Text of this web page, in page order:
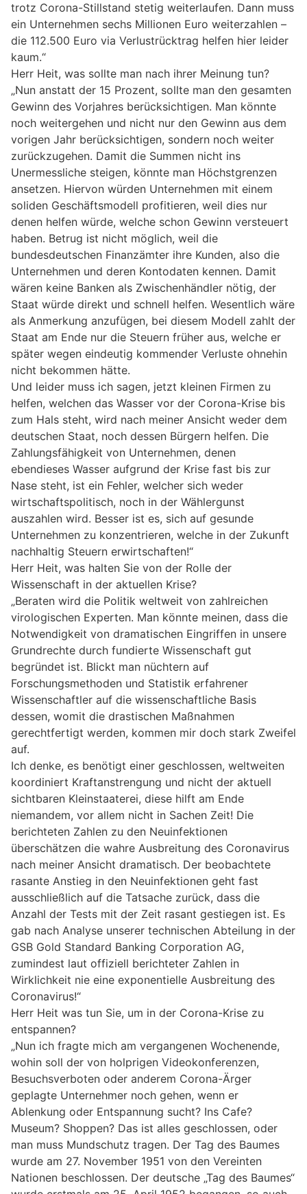
trotz Corona-Stillstand stetig weiterlaufen. Dann muss
ein Unternehmen sechs Millionen Euro weiterzahlen –
die 112.500 Euro via Verlustrücktrag helfen hier leider
kaum.“
Herr Heit, was sollte man nach ihrer Meinung tun?
„Nun anstatt der 15 Prozent, sollte man den gesamten
Gewinn des Vorjahres berücksichtigen. Man könnte
noch weitergehen und nicht nur den Gewinn aus dem
vorigen Jahr berücksichtigen, sondern noch weiter
zurückzugehen. Damit die Summen nicht ins
Unermessliche steigen, könnte man Höchstgrenzen
ansetzen. Hiervon würden Unternehmen mit einem
soliden Geschäftsmodell profitieren, weil dies nur
denen helfen würde, welche schon Gewinn versteuert
haben. Betrug ist nicht möglich, weil die
bundesdeutschen Finanzämter ihre Kunden, also die
Unternehmen und deren Kontodaten kennen. Damit
wären keine Banken als Zwischenhändler nötig, der
Staat würde direkt und schnell helfen. Wesentlich wäre
als Anmerkung anzufügen, bei diesem Modell zahlt der
Staat am Ende nur die Steuern früher aus, welche er
später wegen eindeutig kommender Verluste ohnehin
nicht bekommen hätte.
Und leider muss ich sagen, jetzt kleinen Firmen zu
helfen, welchen das Wasser vor der Corona-Krise bis
zum Hals steht, wird nach meiner Ansicht weder dem
deutschen Staat, noch dessen Bürgern helfen. Die
Zahlungsfähigkeit von Unternehmen, denen
ebendieses Wasser aufgrund der Krise fast bis zur
Nase steht, ist ein Fehler, welcher sich weder
wirtschaftspolitisch, noch in der Wählergunst
auszahlen wird. Besser ist es, sich auf gesunde
Unternehmen zu konzentrieren, welche in der Zukunft
nachhaltig Steuern erwirtschaften!“
Herr Heit, was halten Sie von der Rolle der
Wissenschaft in der aktuellen Krise?
„Beraten wird die Politik weltweit von zahlreichen
virologischen Experten. Man könnte meinen, dass die
Notwendigkeit von dramatischen Eingriffen in unsere
Grundrechte durch fundierte Wissenschaft gut
begründet ist. Blickt man nüchtern auf
Forschungsmethoden und Statistik erfahrener
Wissenschaftler auf die wissenschaftliche Basis
dessen, womit die drastischen Maßnahmen
gerechtfertigt werden, kommen mir doch stark Zweifel
auf.
Ich denke, es benötigt einer geschlossen, weltweiten
koordiniert Kraftanstrengung und nicht der aktuell
sichtbaren Kleinstaaterei, diese hilft am Ende
niemandem, vor allem nicht in Sachen Zeit! Die
berichteten Zahlen zu den Neuinfektionen
überschätzen die wahre Ausbreitung des Coronavirus
nach meiner Ansicht dramatisch. Der beobachtete
rasante Anstieg in den Neuinfektionen geht fast
ausschließlich auf die Tatsache zurück, dass die
Anzahl der Tests mit der Zeit rasant gestiegen ist. Es
gab nach Analyse unserer technischen Abteilung in der
GSB Gold Standard Banking Corporation AG,
zumindest laut offiziell berichteter Zahlen in
Wirklichkeit nie eine exponentielle Ausbreitung des
Coronavirus!“
Herr Heit was tun Sie, um in der Corona-Krise zu
entspannen?
„Nun ich fragte mich am vergangenen Wochenende,
wohin soll der von holprigen Videokonferenzen,
Besuchsverboten oder anderem Corona-Ärger
geplagte Unternehmer noch gehen, wenn er
Ablenkung oder Entspannung sucht? Ins Cafe?
Museum? Shoppen? Das ist alles geschlossen, oder
man muss Mundschutz tragen. Der Tag des Baumes
wurde am 27. November 1951 von den Vereinten
Nationen beschlossen. Der deutsche „Tag des Baumes“